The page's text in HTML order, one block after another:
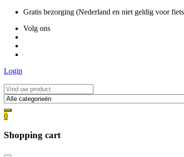
inhoud
Gratis bezorging (Nederland en niet geldig voor
Volg ons
Login
0
Shopping cart